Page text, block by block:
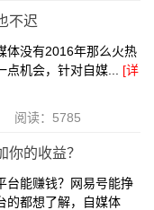
不迟
有2016年那么火热
点机会，针对自媒... [详
阅读：5785
你的收益？
赚钱？网易号能挣
的都想了解，自媒体